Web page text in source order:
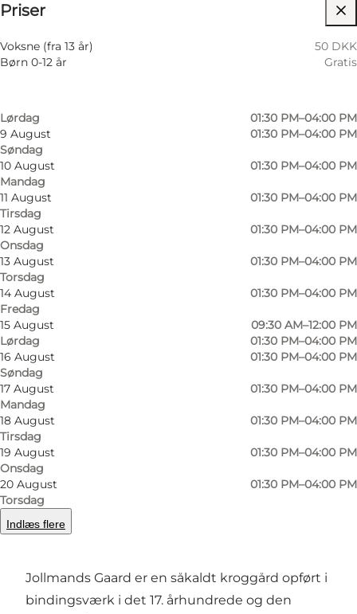
Filtrér efter måned
6 August
Torsdag
7 August
01:30 PM–04:00 PM
Lørdag
01:30 PM–04:00 PM
9 August
Søndag
01:30 PM–04:00 PM
10 August
Mandag
01:30 PM–04:00 PM
11 August
Tirsdag
01:30 PM–04:00 PM
12 August
Onsdag
01:30 PM–04:00 PM
13 August
Torsdag
01:30 PM–04:00 PM
14 August
Fredag
01:30 PM–04:00 PM
15 August
Lørdag
09:30 AM–12:00 PM
01:30 PM–04:00 PM
16 August
Søndag
01:30 PM–04:00 PM
17 August
Mandag
01:30 PM–04:00 PM
18 August
Tirsdag
01:30 PM–04:00 PM
19 August
Onsdag
01:30 PM–04:00 PM
20 August
Torsdag
01:30 PM–04:00 PM
Indlæs flere
Priser
Voksne (fra 13 år)
50 DKK
Børn 0-12 år
Gratis
Venner, Min partner, Mig selv
Foto Svend Erik Boysen - Freelance Photograph
Jollmands Gaard er en såkaldt kroggård opført i
bindingsværk i det 17. århundrede og den